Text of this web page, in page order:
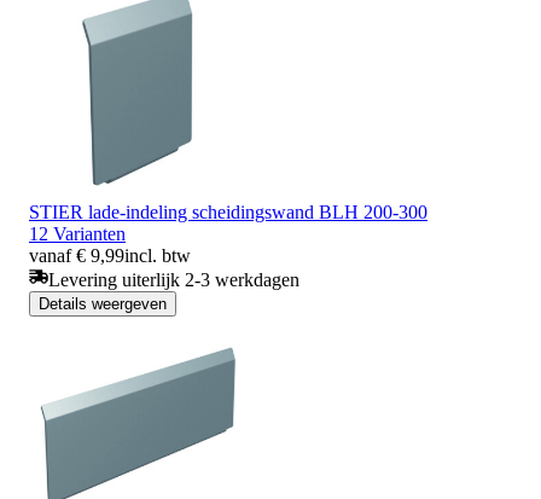
STIER lade-indeling scheidingswand BLH 200-300
12 Varianten
vanaf € 9,99incl. btw
Levering uiterlijk 2-3 werkdagen
Details weergeven